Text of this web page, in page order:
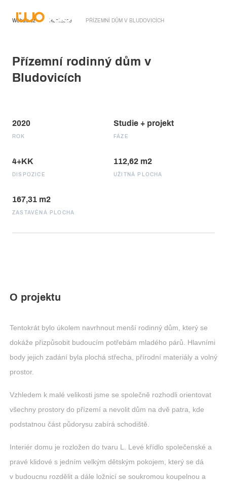
Wobau.cz Realizace PŘÍZEMNÍ DŮM V BLUDOVICÍCH
Přízemní rodinný dům v
Bludovicích
2020
ROK
Studie + projekt
FÁZE
4+KK
DISPOZICE
112,62 m2
UŽITNÁ PLOCHA
167,31 m2
ZASTAVĚNÁ PLOCHA
O projektu
Tentokrát bylo úkolem navrhnout menší rodinný dům, který se
dokáže přizpůsobit budoucím potřebám mladého párů. Hlavními
body jejich zadání byla plochá střecha, přírodní materiály a volný
prostor.
Vzhledem k malé velikosti jsme se společně rozhodli orientovat
všechny prostory do přízemí a nevolit dům na dvě patra, kde
podstatnou část půdorysu zabírá schodiště.
Interiér domu je rozložen do tvaru L. Levé křídlo společenské a
pravé klidové s jedním velkým dětským pokojem, který se dá
v budoucnu rozdělit a dále ložnicí se soukromou koupelnou a